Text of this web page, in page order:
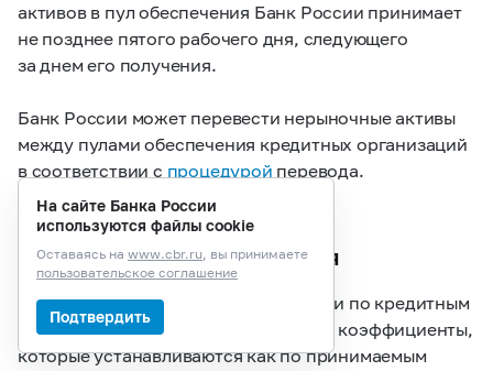
активов в пул обеспечения Банк России принимает
не позднее пятого рабочего дня, следующего
за днем его получения.
Банк России может перевести нерыночные активы
между пулами обеспечения кредитных организаций
в соответствии с процедурой перевода.
Поправочные коэффициенты
и достаточность обеспечения
Банк России для управления рисками по кредитным
операциям использует поправочные коэффициенты,
которые устанавливаются как по принимаемым
На сайте Банка России
используются файлы cookie
Оставаясь на www.cbr.ru, вы принимаете
пользовательское соглашение
Подтвердить